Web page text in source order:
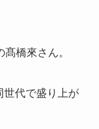
橋來さん。
世代で盛り上が